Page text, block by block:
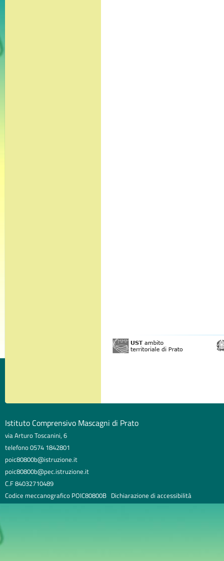
Istituto Comprensivo Mascagni di Prato
via Arturo Toscanini, 6
telefono 0574 1842801
poic80800b@istruzione.it
poic80800b@pec.istruzione.it
C.F 84032710489
Codice meccanografico POIC80800B Dichiarazione di accessibilità